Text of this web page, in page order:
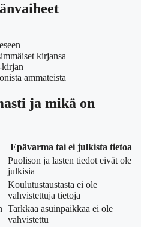
kirjansa
kirjan
ammateista
ja mikä on
Epävarma tai ei julkista tietoa
Puolison ja lasten tiedot eivät ole
julkisia
Koulutustaustasta ei ole
vahvistettuja tietoja
Tarkkaa asuinpaikkaa ei ole
vahvistettu